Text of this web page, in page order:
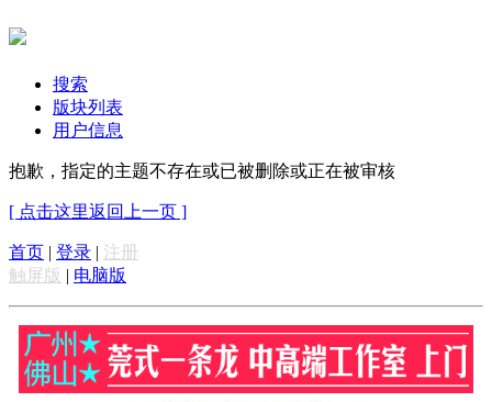
搜索
版块列表
用户信息
抱歉，指定的主题不存在或已被删除或正在被审核
[ 点击这里返回上一页 ]
首页 | 登录 | 注册
触屏版 | 电脑版